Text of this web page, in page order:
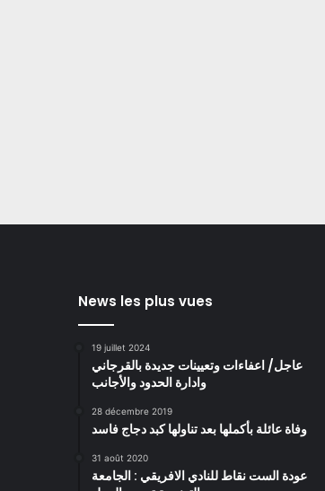
News les plus vues
19 juillet 2024
عاجل/ اعفاءات وتعيينات جديدة بالقرجاني
وادارة الحدود والأجانب
28 décembre 2019
وفاة عائلة بأكملها بعد تناولها كبد دجاج فاسد
31 août 2020
عودة الست نقاط للنادي الافريقي : الجامعة